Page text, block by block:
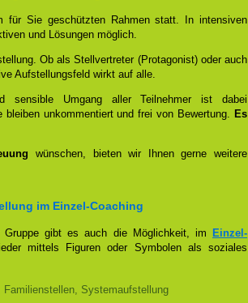
für Sie geschützten Rahmen statt. In intensiven
und Lösungen möglich.
Ob als Stellvertreter (Protagonist) oder auch
Aufstellungsfeld wirkt auf alle.
sensible Umgang aller Teilnehmer ist dabei
unkommentiert und frei von Bewertung. Es
wünschen, bieten wir Ihnen gerne weitere
im Einzel-Coaching
Gruppe gibt es auch die Möglichkeit, im
Einzel-
mittels Figuren oder Symbolen als soziales
Systemaufstellung